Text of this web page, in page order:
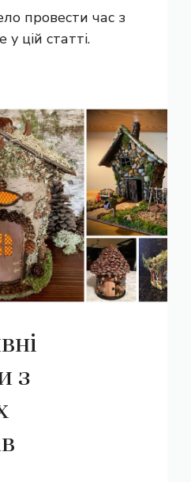
провести час з
цій статті.
з